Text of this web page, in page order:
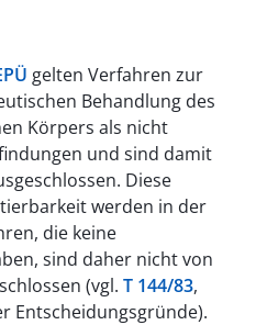
gelten Verfahren zur
Behandlung des
Körpers als nicht
und sind damit
Diese
werden in der
die keine
sind daher nicht von
(vgl. T 144/83,
Entscheidungsgründe).